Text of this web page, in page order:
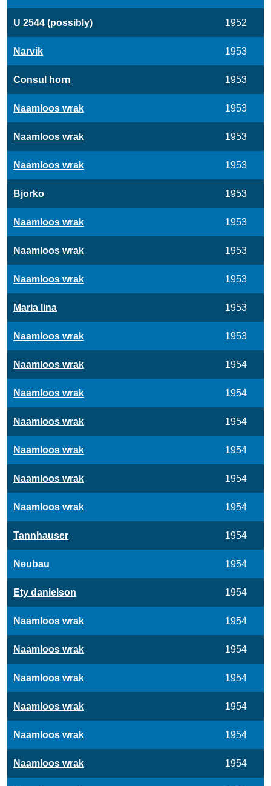
U 2544 (possibly) 1952
Narvik 1953
Consul horn 1953
Naamloos wrak 1953
Naamloos wrak 1953
Naamloos wrak 1953
Bjorko 1953
Naamloos wrak 1953
Naamloos wrak 1953
Naamloos wrak 1953
Maria lina 1953
Naamloos wrak 1953
Naamloos wrak 1954
Naamloos wrak 1954
Naamloos wrak 1954
Naamloos wrak 1954
Naamloos wrak 1954
Naamloos wrak 1954
Tannhauser 1954
Neubau 1954
Ety danielson 1954
Naamloos wrak 1954
Naamloos wrak 1954
Naamloos wrak 1954
Naamloos wrak 1954
Naamloos wrak 1954
Naamloos wrak 1954